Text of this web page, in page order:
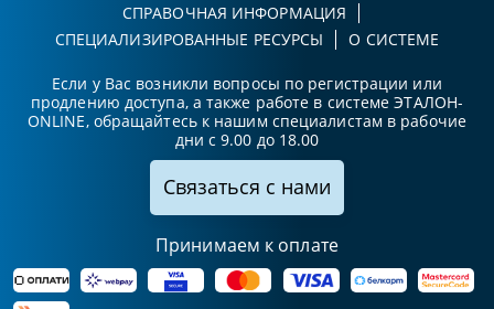
СПРАВОЧНАЯ ИНФОРМАЦИЯ
СПЕЦИАЛИЗИРОВАННЫЕ РЕСУРСЫ
О СИСТЕМЕ
Если у Вас возникли вопросы по регистрации или
продлению доступа, а также работе в системе ЭТАЛОН-
ONLINE, обращайтесь к нашим специалистам в рабочие
дни с 9.00 до 18.00
Связаться с нами
Принимаем к оплате